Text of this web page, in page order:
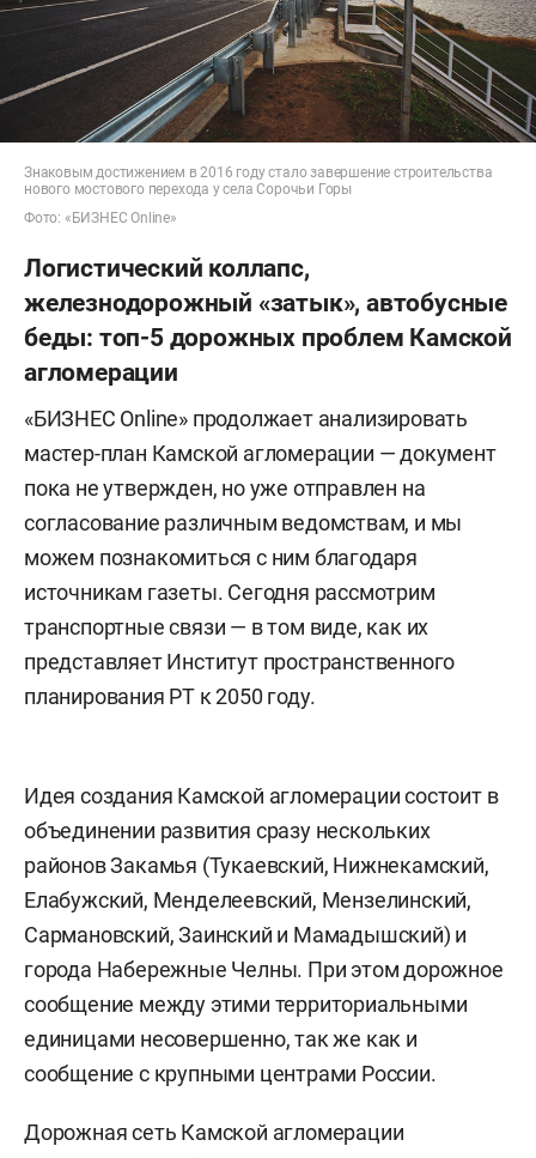
Знаковым достижением в 2016 году стало завершение строительства
нового мостового перехода у села Сорочьи Горы
Фото: «БИЗНЕС Online»
Логистический коллапс,
железнодорожный «затык», автобусные
беды: топ-5 дорожных проблем Камской
агломерации
«БИЗНЕС Online» продолжает анализировать
мастер-план Камской агломерации — документ
пока не утвержден, но уже отправлен на
согласование различным ведомствам, и мы
можем познакомиться с ним благодаря
источникам газеты. Сегодня рассмотрим
транспортные связи — в том виде, как их
представляет Институт пространственного
планирования РТ к 2050 году.
Идея создания Камской агломерации состоит в
объединении развития сразу нескольких
районов Закамья (Тукаевский, Нижнекамский,
Елабужский, Менделеевский, Мензелинский,
Сармановский, Заинский и Мамадышский) и
города Набережные Челны. При этом дорожное
сообщение между этими территориальными
единицами несовершенно, так же как и
сообщение с крупными центрами России.
Дорожная сеть Камской агломерации